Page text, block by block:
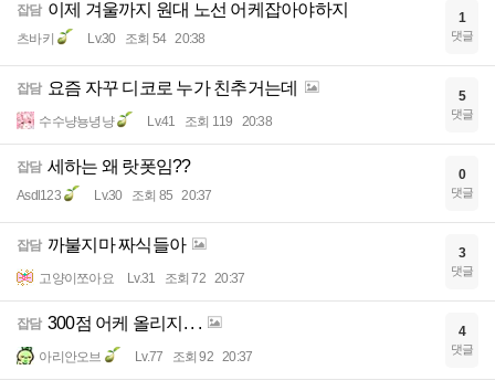
잡담 이제 겨울까지 원대 노선 어케잡아야하지
츠바키 Lv.30 조회 54 20:38
1
댓글
잡담 요즘 자꾸 디코로 누가 친추거는데
수수냥뇽녕냥 Lv.41 조회 119 20:38
5
댓글
잡담 세하는 왜 랏폿임??
Asdl123 Lv.30 조회 85 20:37
0
댓글
잡담 까불지마 짜식들아
고양이쪼아요 Lv.31 조회 72 20:37
3
댓글
잡담 300점 어케 올리지. . .
아리안오브 Lv.77 조회 92 20:37
4
댓글